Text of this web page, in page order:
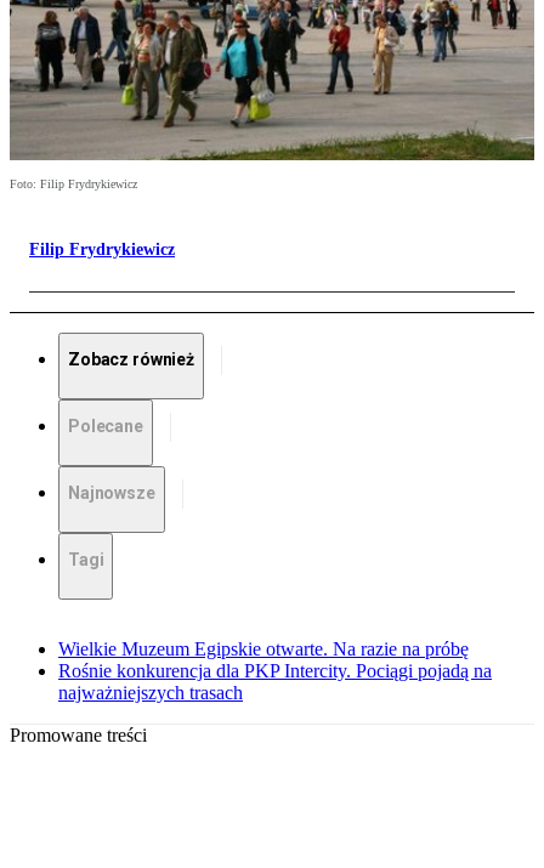
Foto: Filip Frydrykiewicz
Filip Frydrykiewicz
Zobacz również
Polecane
Najnowsze
Tagi
Wielkie Muzeum Egipskie otwarte. Na razie na próbę
Rośnie konkurencja dla PKP Intercity. Pociągi pojadą na
najważniejszych trasach
Promowane treści